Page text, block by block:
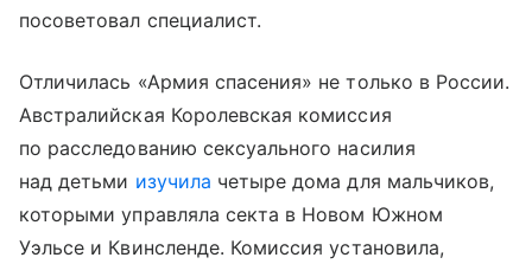
посоветовал специалист.
Отличилась «Армия спасения» не только в России.
Австралийская Королевская комиссия
по расследованию сексуального насилия
над детьми изучила четыре дома для мальчиков,
которыми управляла секта в Новом Южном
Уэльсе и Квинсленде. Комиссия установила,